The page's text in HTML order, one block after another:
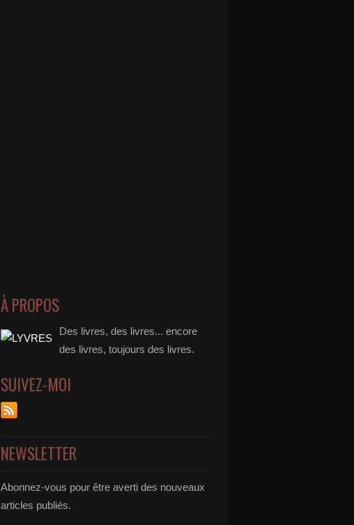
À PROPOS
Des livres, des livres... encore
des livres, toujours des livres.
SUIVEZ-MOI
NEWSLETTER
Abonnez-vous pour être averti des nouveaux
articles publiés.